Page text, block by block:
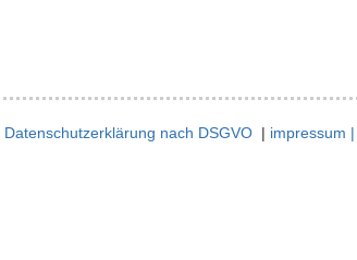
Datenschutzerklärung nach DSGVO | impressum |